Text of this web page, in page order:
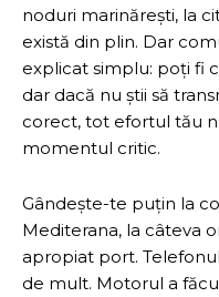
noduri marinărești, la
există din plin. Dar
explicat simplu: poți fi
dar dacă nu știi să
corect, tot efortul tău
momentul critic.
Gândește-te puțin la
Mediterana, la câteva
apropiat port.
de mult. Motorul a